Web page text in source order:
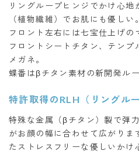
リングループヒンジでかけ心地
（植物繊維）でお肌にも優しい。
フロント左右には七宝仕上げの
フロントシートチタン、テンプ
メガネ。
蝶番はβチタン素材の新開発ル
特許取得のRLH（リングル
特殊な金属（βチタン）製で弾
がお顔の幅に合わせて広がりま
たストレスフリーな優しいかけ